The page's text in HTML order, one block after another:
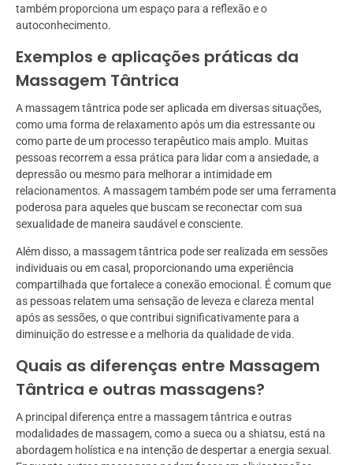
também proporciona um espaço para a reflexão e o
autoconhecimento.
Exemplos e aplicações práticas da
Massagem Tântrica
A massagem tântrica pode ser aplicada em diversas situações,
como uma forma de relaxamento após um dia estressante ou
como parte de um processo terapêutico mais amplo. Muitas
pessoas recorrem a essa prática para lidar com a ansiedade, a
depressão ou mesmo para melhorar a intimidade em
relacionamentos. A massagem também pode ser uma ferramenta
poderosa para aqueles que buscam se reconectar com sua
sexualidade de maneira saudável e consciente.
Além disso, a massagem tântrica pode ser realizada em sessões
individuais ou em casal, proporcionando uma experiência
compartilhada que fortalece a conexão emocional. É comum que
as pessoas relatem uma sensação de leveza e clareza mental
após as sessões, o que contribui significativamente para a
diminuição do estresse e a melhoria da qualidade de vida.
Quais as diferenças entre Massagem
Tântrica e outras massagens?
A principal diferença entre a massagem tântrica e outras
modalidades de massagem, como a sueca ou a shiatsu, está na
abordagem holística e na intenção de despertar a energia sexual.